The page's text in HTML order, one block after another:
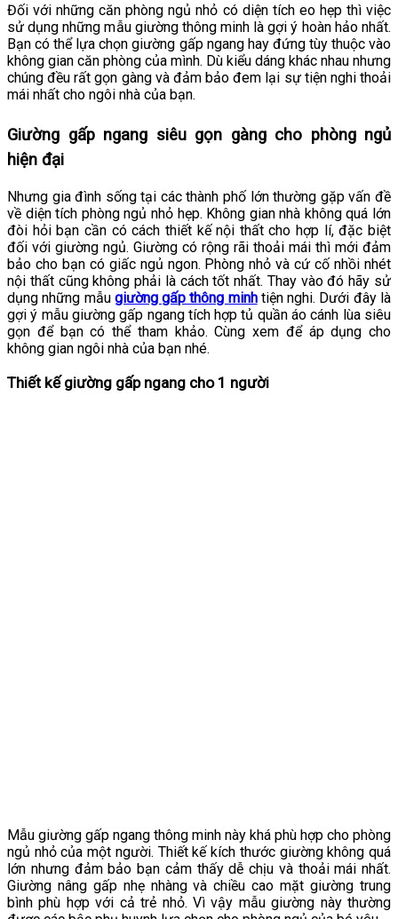
Đối với những căn phòng ngủ nhỏ có diện tích eo hẹp thì việc
sử dụng những mẫu giường thông minh là gợi ý hoàn hảo nhất.
Bạn có thể lựa chọn giường gấp ngang hay đứng tùy thuộc vào
không gian căn phòng của mình. Dù kiểu dáng khác nhau nhưng
chúng đều rất gọn gàng và đảm bảo đem lại sự tiện nghi thoải
mái nhất cho ngôi nhà của bạn.
Giường gấp ngang siêu gọn gàng cho phòng ngủ
hiện đại
Nhưng gia đình sống tại các thành phố lớn thường gặp vấn đề
về diện tích phòng ngủ nhỏ hẹp. Không gian nhà không quá lớn
đòi hỏi bạn cần có cách thiết kế nội thất cho hợp lí, đặc biệt
đối với giường ngủ. Giường có rộng rãi thoải mái thì mới đảm
bảo cho bạn có giấc ngủ ngon. Phòng nhỏ và cứ cố nhồi nhét
nội thất cũng không phải là cách tốt nhất. Thay vào đó hãy sử
dụng những mẫu giường gấp thông minhtiện nghi. Dưới đây là
gợi ý mẫu giường gấp ngang tích hợp tủ quần áo cánh lùa siêu
gọn để bạn có thể tham khảo. Cùng xem để áp dụng cho
không gian ngôi nhà của bạn nhé.
Thiết kế giường gấp ngang cho 1 người
Mẫu giường gấp ngang thông minh này khá phù hợp cho phòng
ngủ nhỏ của một người. Thiết kế kích thước giường không quá
lớn nhưng đảm bảo bạn cảm thấy dễ chịu và thoải mái nhất.
Giường nâng gấp nhẹ nhàng và chiều cao mặt giường trung
bình phù hợp với cả trẻ nhỏ. Vì vậy mẫu giường này thường